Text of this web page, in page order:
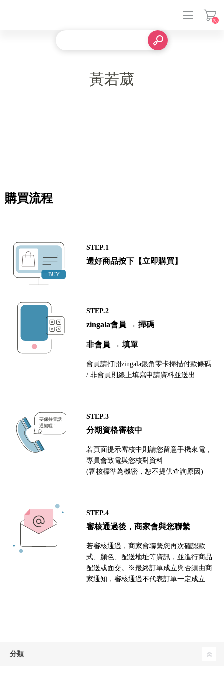
(0)
黃若葳
購買流程
STEP.1
選好商品按下【立即購買】
STEP.2
zingala會員 → 掃碼
非會員 → 填單
會員請打開zingala銀角零卡掃描付款條碼
/ 非會員則線上填寫申請資料並送出
STEP.3
分期資格審核中
若頁面提示審核中則請您留意手機來電，
專員會致電與您核對資料
(審核標準為機密，恕不提供查詢原因)
STEP.4
審核通過後，商家會與您聯繫
若審核通過，商家會聯繫您再次確認款
式、顏色、配送地址等資訊，並進行商品
配送或面交。※最終訂單成立與否須由商
家通知，審核通過不代表訂單一定成立
分類